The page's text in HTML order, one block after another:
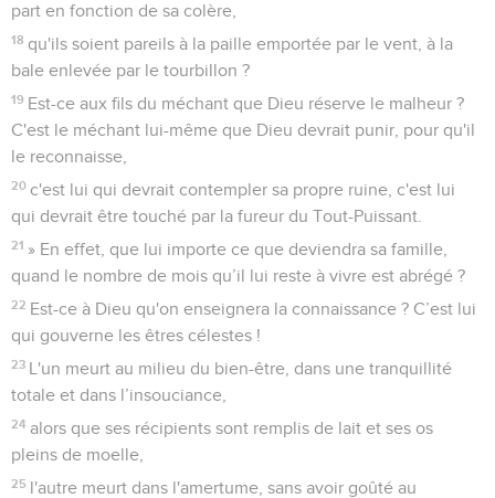
part en fonction de sa colère,
18 qu'ils soient pareils à la paille emportée par le vent, à la
bale enlevée par le tourbillon ?
19 Est-ce aux fils du méchant que Dieu réserve le malheur ?
C'est le méchant lui-même que Dieu devrait punir, pour qu'il
le reconnaisse,
20 c'est lui qui devrait contempler sa propre ruine, c'est lui
qui devrait être touché par la fureur du Tout-Puissant.
21 » En effet, que lui importe ce que deviendra sa famille,
quand le nombre de mois qu’il lui reste à vivre est abrégé ?
22 Est-ce à Dieu qu'on enseignera la connaissance ? C’est lui
qui gouverne les êtres célestes !
23 L'un meurt au milieu du bien-être, dans une tranquillité
totale et dans l’insouciance,
24 alors que ses récipients sont remplis de lait et ses os
pleins de moelle,
25 l'autre meurt dans l'amertume, sans avoir goûté au